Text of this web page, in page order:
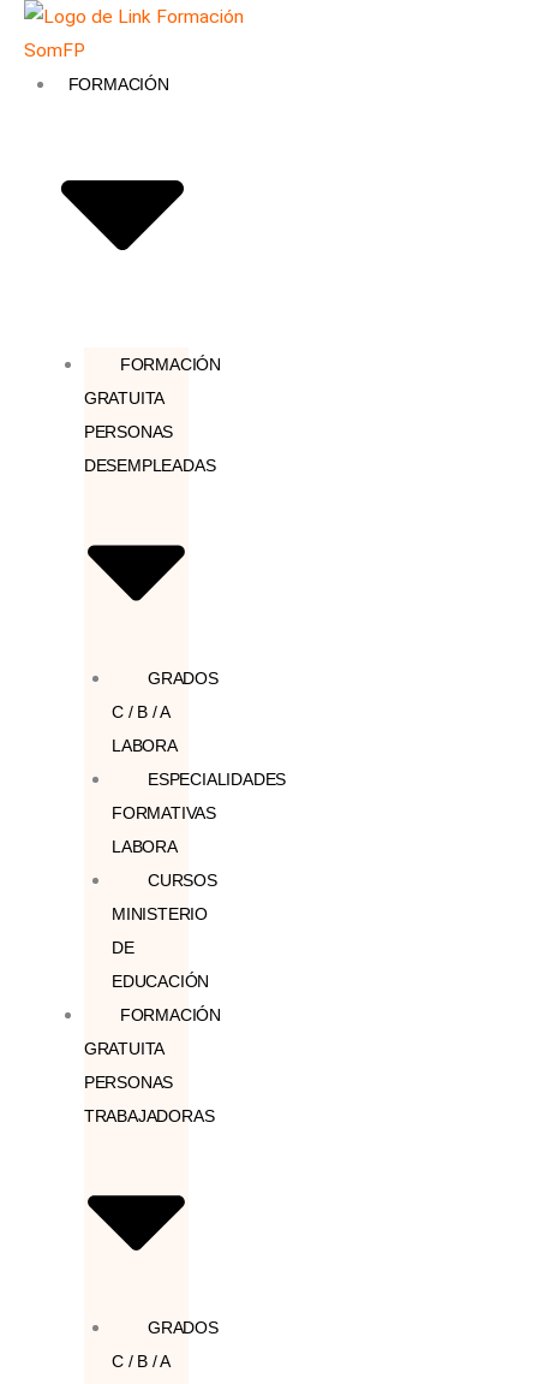
contenidoFORMACIÓN
FORMACIÓN
GRATUITA
PERSONAS
DESEMPLEADAS
GRADOS
C / B / A
LABORA
ESPECIALIDADES
FORMATIVAS
LABORA
CURSOS
MINISTERIO
DE
EDUCACIÓN
FORMACIÓN
GRATUITA
PERSONAS
TRABAJADORAS
GRADOS
C / B / A
Búsqueda
productos